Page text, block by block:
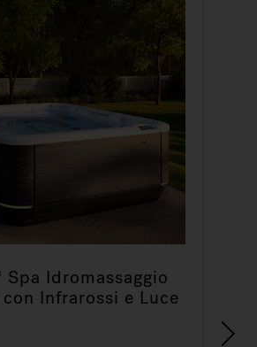
Idromassaggio
Infrarossi e Luce